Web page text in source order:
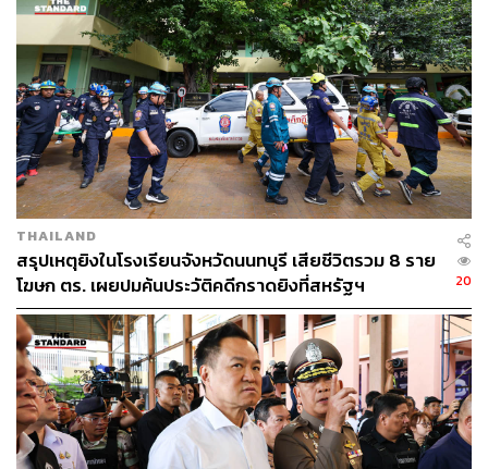
เมื่อถามว่า จะพูดคุยกับรัฐมนตรีว่าการกระทรวงดิจิทัลเพื่อ
เศรษฐกิจและสังคมหรือไม่ หลังหลายฝ่ายเรียกร้องให้มีการ
ทบทวน TOR นายกรัฐมนตรีกล่าวว่า ไม่มีความจำเป็น เพราะ
ทุกอย่างเป็นไปตามกระบวนการ หากไม่ถูกต้อง ระบบก็จะ
ทำให้โครงการล้มไปเอง แต่หากเป็นไปตามกฎหมาย ระบบก็
จะทำให้โครงการเดินหน้าต่อได้
เมื่อถามย้ำว่า แสดงว่ายืนยันเดินหน้าโครงการต่อใช่หรือไม่
นายกรัฐมนตรีกล่าวว่า “แน่นอนครับ ประชาชนรอ AI อยู่ AI
ต้องตอบสนองได้ทันที ไม่ใช่ตอบได้เพียงไม่กี่คำถามแล้วค่อย
ๆ ช้าลง เวลาทำมาหากินเราไม่ได้ถามวันนี้แล้วรอคำตอบ
พรุ่งนี้ ถามวันนี้ก็ต้องได้คำตอบตั้งแต่เมื่อวาน”
TAGS: กระทรวงดิจิทัลเพื่อเศรษฐกิจและสังคม
ทำเนียบรัฐบาล
อนุทิน ชาญวีรกูล
TH-AI Passport
ปัญญาประดิษฐ์ (Artificial intelligence - AI)
กระทรวงมหาดไทย
นายกรัฐมนตรี
THAILAND
สรุปเหตุยิงในโรงเรียนจังหวัดนนทบุรี เสียชีวิตรวม 8 ราย
โฆษก ตร. เผยปมค้นประวัติคดีกราดยิงที่สหรัฐฯ
20